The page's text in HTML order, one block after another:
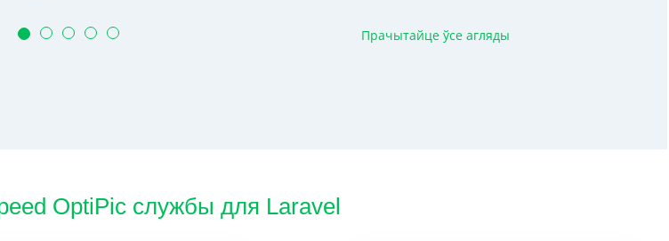
Прачытайце ўсе агляды
OptiPic службы для Laravel